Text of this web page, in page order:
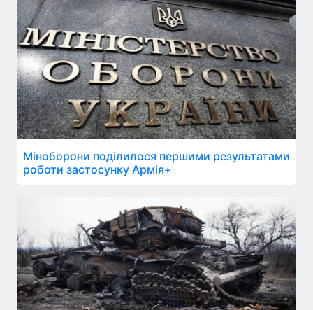
Міноборони поділилося першими результатами
роботи застосунку Армія+